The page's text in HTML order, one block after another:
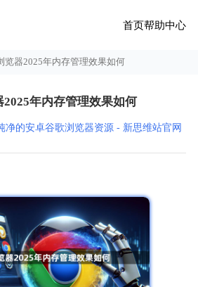
首页帮助中心
览器2025年内存管理效果如何
2025年内存管理效果如何
净的安卓谷歌浏览器资源 - 新思维站官网